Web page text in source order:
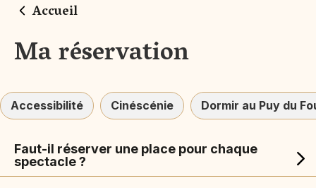
Accueil
Ma réservation
Accessibilité Cinéscénie Dormir au Puy du
Faut-il réserver une place pour chaque
spectacle ?